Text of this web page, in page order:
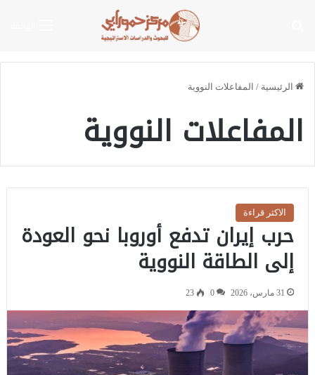
الرئيسية / المفاعلات النووية
المفاعلات النووية
الاكثر قراءة
حرب إيران تدفع أوروبا نحو العودة
إلى الطاقة النووية
31 مارس، 2026 0
23